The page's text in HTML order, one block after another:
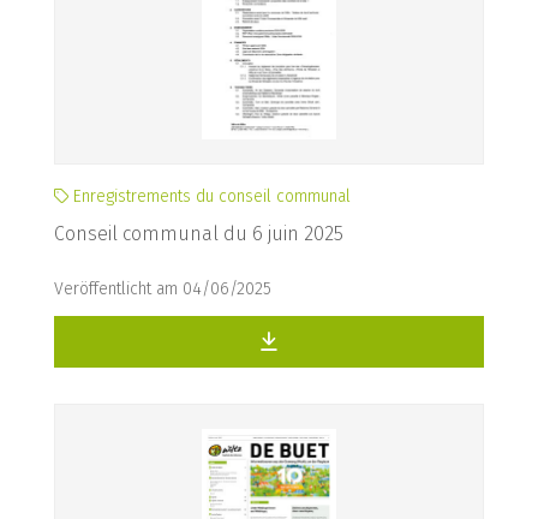
Enregistrements du conseil communal
Conseil communal du 6 juin 2025
Veröffentlicht am 04/06/2025